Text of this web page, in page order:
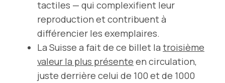
tactiles — qui complexifient leur
reproduction et contribuent à
différencier les exemplaires.
La Suisse a fait de ce billet la troisième
valeur la plus présente en circulation,
juste derrière celui de 100 et de 1000